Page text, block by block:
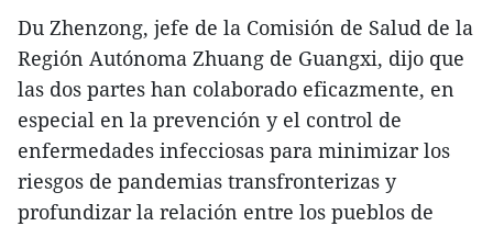
Du Zhenzong, jefe de la Comisión de Salud de la
Región Autónoma Zhuang de Guangxi, dijo que
las dos partes han colaborado eficazmente, en
especial en la prevención y el control de
enfermedades infecciosas para minimizar los
riesgos de pandemias transfronterizas y
profundizar la relación entre los pueblos de